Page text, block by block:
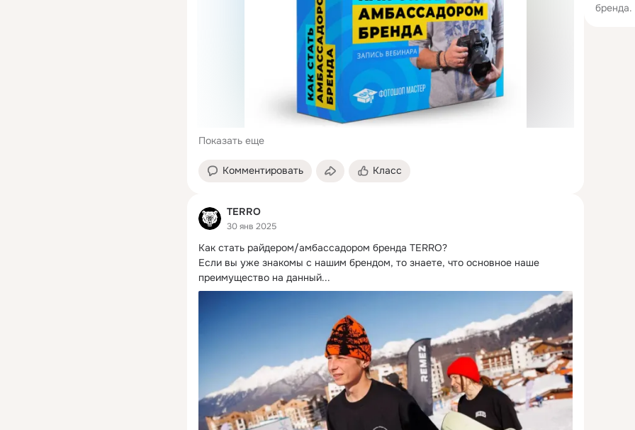
бренда.
Показать еще
Комментировать Класс
TERRO
30 янв 2025
Как стать райдером/амбассадором бренда TERRO?
Если вы уже знакомы с нашим брендом, то знаете, что основное наше
преимущество на данный...